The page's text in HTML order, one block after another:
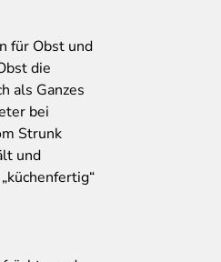
für Obst und
die
als Ganzes
bei
Strunk
und